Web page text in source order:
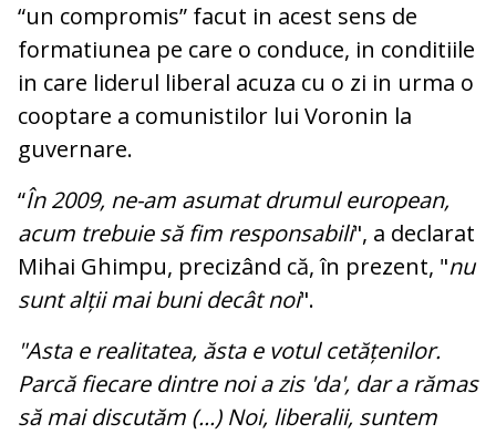
“un compromis” facut in acest sens de
formatiunea pe care o conduce, in conditiile
in care liderul liberal acuza cu o zi in urma o
cooptare a comunistilor lui Voronin la
guvernare.
“În 2009, ne-am asumat drumul european,
acum trebuie să fim responsabili", a declarat
Mihai Ghimpu, precizând că, în prezent, "nu
sunt alții mai buni decât noi".
"Asta e realitatea, ăsta e votul cetățenilor.
Parcă fiecare dintre noi a zis 'da', dar a rămas
să mai discutăm (...) Noi, liberalii, suntem